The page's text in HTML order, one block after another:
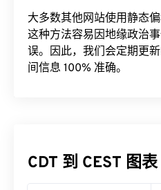
大多数其他网站使用静态
这种方法容易因地缘政治
误。因此，我们会定期更
间信息 100% 准确。
CDT 到 CEST 图表